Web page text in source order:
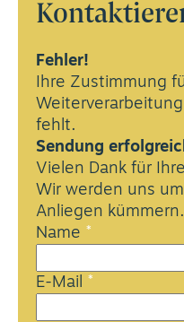
Fehler!
Ihre Zustimmung
fehlt.
Sendung
Vielen Dank für
Wir werden uns
Anliegen kümmern.
Name *
E-Mail *